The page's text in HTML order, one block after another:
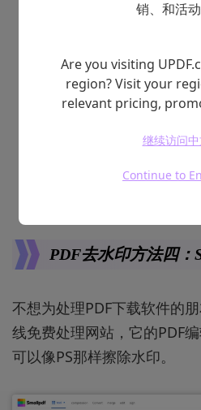
销、和活动
Are you visiting
region? Visit your
relevant pricing,
继续访问
Continue to
PDF去水印方法四：
不想为处理PDF下载软件的
线免费处理网站，它的PDF
可以像PS那样擦除水印。